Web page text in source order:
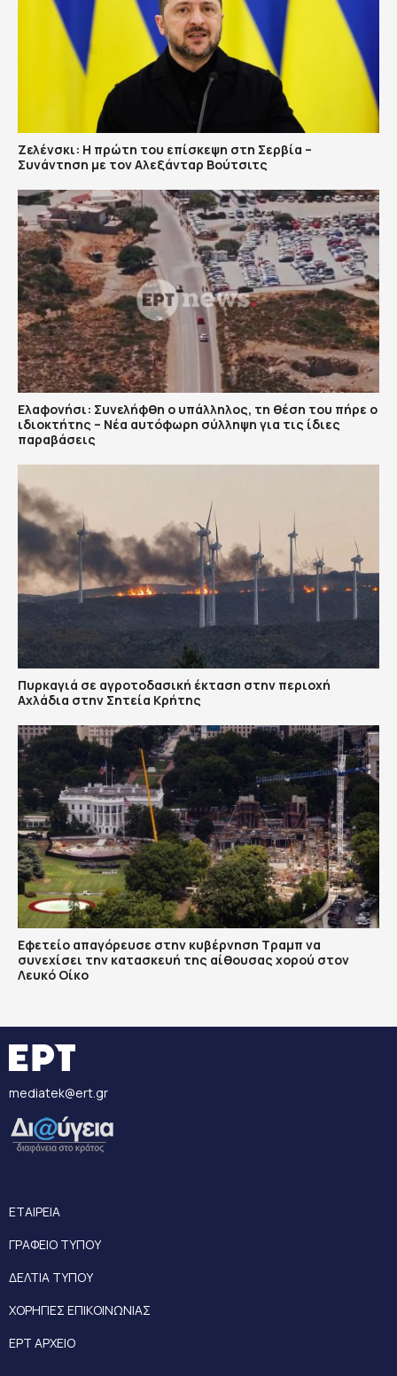
Ζελένσκι: Η πρώτη του επίσκεψη στη Σερβία –
Συνάντηση με τον Αλεξάνταρ Βούτσιτς
Ελαφονήσι: Συνελήφθη ο υπάλληλος, τη θέση του πήρε ο
ιδιοκτήτης – Νέα αυτόφωρη σύλληψη για τις ίδιες
παραβάσεις
Πυρκαγιά σε αγροτοδασική έκταση στην περιοχή
Αχλάδια στην Σητεία Κρήτης
Εφετείο απαγόρευσε στην κυβέρνηση Τραμπ να
συνεχίσει την κατασκευή της αίθουσας χορού στον
Λευκό Οίκο
mediatek@ert.gr
ΕΤΑΙΡΕΙΑ
ΓΡΑΦΕΙΟ ΤΥΠΟΥ
ΔΕΛΤΙΑ ΤΥΠΟΥ
ΧΟΡΗΓΙΕΣ ΕΠΙΚΟΙΝΩΝΙΑΣ
ΕΡΤ ΑΡΧΕΙΟ